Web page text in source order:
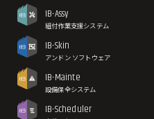
IB-Assy
組付作業支援システム
IB-Skin
アンドン ソフトウェア
IB-Mainte
設備保全システム
IB-Scheduler